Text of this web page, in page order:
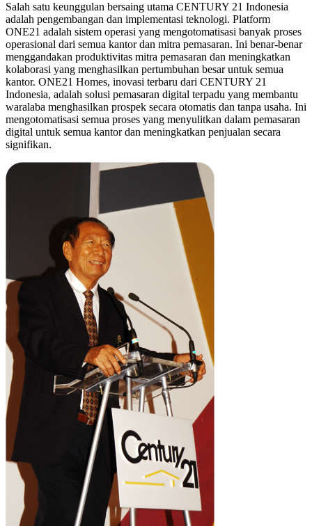
Salah satu keunggulan bersaing utama CENTURY 21 Indonesia
adalah pengembangan dan implementasi teknologi. Platform
ONE21 adalah sistem operasi yang mengotomatisasi banyak proses
operasional dari semua kantor dan mitra pemasaran. Ini benar-benar
menggandakan produktivitas mitra pemasaran dan meningkatkan
kolaborasi yang menghasilkan pertumbuhan besar untuk semua
kantor. ONE21 Homes, inovasi terbaru dari CENTURY 21
Indonesia, adalah solusi pemasaran digital terpadu yang membantu
waralaba menghasilkan prospek secara otomatis dan tanpa usaha. Ini
mengotomatisasi semua proses yang menyulitkan dalam pemasaran
digital untuk semua kantor dan meningkatkan penjualan secara
signifikan.